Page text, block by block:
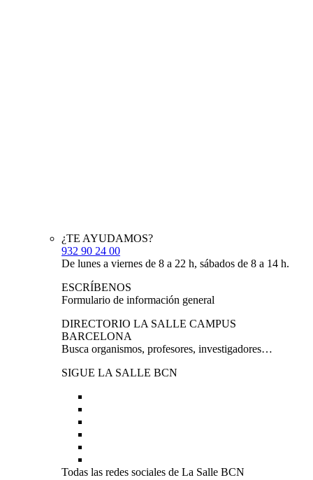
¿TE AYUDAMOS?
932 90 24 00
De lunes a viernes de 8 a 22 h, sábados de 8 a 14 h.
ESCRÍBENOS
Formulario de información general
DIRECTORIO LA SALLE CAMPUS
BARCELONA
Busca organismos, profesores, investigadores…
SIGUE LA SALLE BCN
Todas las redes sociales de La Salle BCN